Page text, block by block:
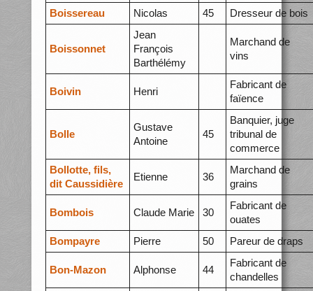
Boissereau
Nicolas 45 Dresseur de bois
Boissonnet
Jean
François
Barthélémy
Marchand de
vins
Boivin Henri
Fabricant de
faïence
Bolle
Gustave
Antoine
45
Banquier, juge
tribunal de
commerce
Bollotte, fils,
dit Caussidière
Etienne 36
Marchand de
grains
Bombois Claude Marie 30
Fabricant de
ouates
Bompayre
Pierre 50 Pareur de draps
Bon-Mazon Alphonse 44
Fabricant de
chandelles